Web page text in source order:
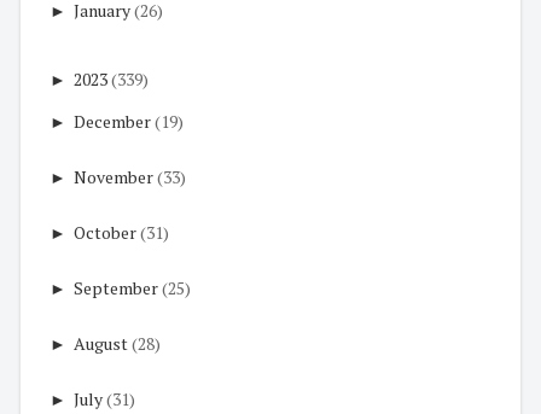
► January(26)
► 2023(339)
► December(19)
► November(33)
► October(31)
► September(25)
► August(28)
► July(31)